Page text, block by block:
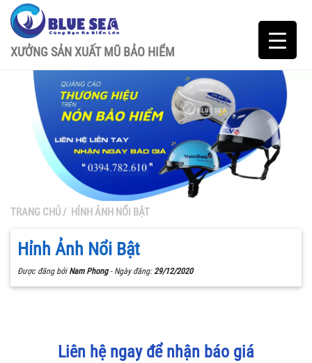
XƯỞNG SẢN XUẤT MŨ BẢO HIỂM
TRANG CHỦ/ HỈNH ẢNH NỔI BẬT
Hỉnh Ảnh Nổi Bật
Được đăng bởi Nam Phong- Ngày đăng:29/12/2020
Liên hệ ngay để nhận báo giá